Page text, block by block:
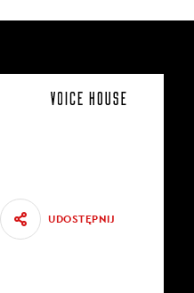
UDOSTĘPNIJ